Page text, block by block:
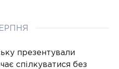
презентували
спілкуватися без